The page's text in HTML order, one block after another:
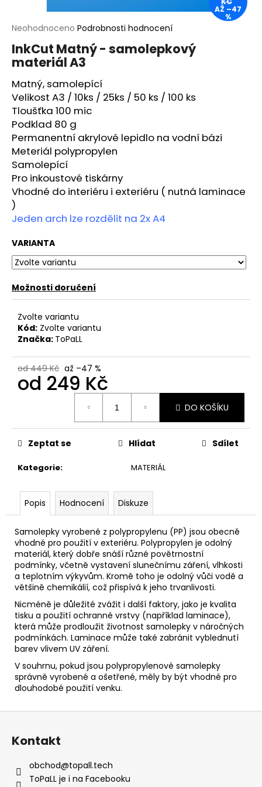
Průměrné
produktu
je
z
5
hvězdiček.
Neohodnoceno Podrobnosti hodnocení
InkCut Matný - samolepkový
materiál A3
Matný, samolepící
Velikost A3 / 10ks / 25ks / 50 ks / 100 ks
Tloušťka 100 mic
Podklad 80 g
Permanentní akrylové lepidlo na vodní bázi
Meteriál polypropylen
Samolepící
Pro inkoustové tiskárny
Vhodné do interiéru i exteriéru ( nutná laminace
)
Jeden arch lze rozdělit na 2x A4
VARIANTA
Možnosti doručení
Zvolte variantu
Kód: Zvolte variantu
Značka: ToPaLL
od 449 Kč až –47 %
od 249 Kč
DO KOŠÍKU
Kategorie: MATERIÁL
Zeptat se Hlídat Sdílet
AŽ –47
%
Popis Hodnocení Diskuze
Samolepky vyrobené z polypropylenu (PP) jsou obecně
vhodné pro použití v exteriéru. Polypropylen je odolný
materiál, který dobře snáší různé povětrnostní
podmínky, včetně vystavení slunečnímu záření, vlhkosti
a teplotním výkyvům. Kromě toho je odolný vůči vodě a
většině chemikálií, což přispívá k jeho trvanlivosti.
Nicméně je důležité zvážit i další faktory, jako je kvalita
tisku a použití ochranné vrstvy (například laminace),
která může prodloužit životnost samolepky v náročných
podmínkách. Laminace může také zabránit vyblednutí
barev vlivem UV záření.
V souhrnu, pokud jsou polypropylenové samolepky
správně vyrobené a ošetřené, měly by být vhodné pro
dlouhodobé použití venku.
j
í
t
?
HLEDAT
D
o
p
o
r
u
č
j
e
m
e
Kontakt
obchod@topall.tech
ToPaLL je i na Facebooku